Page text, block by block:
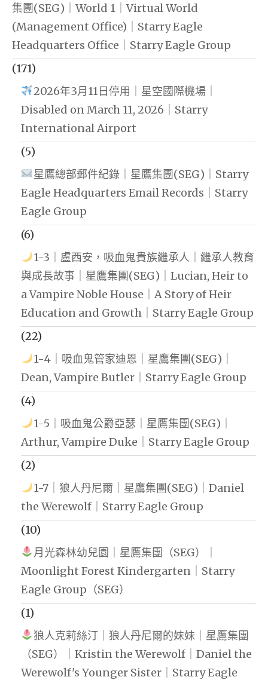
集團(SEG)｜World 1｜Virtual World
(Management Office)｜Starry Eagle
Headquarters Office｜Starry Eagle Group
(171)
2026年3月11日停用｜星空國際機場｜
Disabled on March 11, 2026｜Starry
International Airport
(5)
星鷹總部郵件紀錄｜星鷹集團(SEG)｜Starry
Eagle Headquarters Email Records｜Starry
Eagle Group
(6)
1-3｜盧西安，吸血鬼貴族繼承人｜繼承人教育
與成長故事｜星鷹集團(SEG)｜Lucian, Heir to
a Vampire Noble House｜A Story of Heir
Education and Growth｜Starry Eagle Group
(22)
1-4｜吸血鬼管家迪恩｜星鷹集團(SEG)｜
Dean, Vampire Butler｜Starry Eagle Group
(4)
1-5｜吸血鬼公爵亞瑟｜星鷹集團(SEG)｜
Arthur, Vampire Duke｜Starry Eagle Group
(2)
1-7｜狼人丹尼爾｜星鷹集團(SEG)｜Daniel
the Werewolf｜Starry Eagle Group
(10)
月光森林幼兒園｜星鷹集團（SEG）｜
Moonlight Forest Kindergarten｜Starry
Eagle Group（SEG）
(1)
狼人克莉絲汀｜狼人丹尼爾的妹妹｜星鷹集團
（SEG）｜Kristin the Werewolf｜Daniel the
Werewolf's Younger Sister｜Starry Eagle